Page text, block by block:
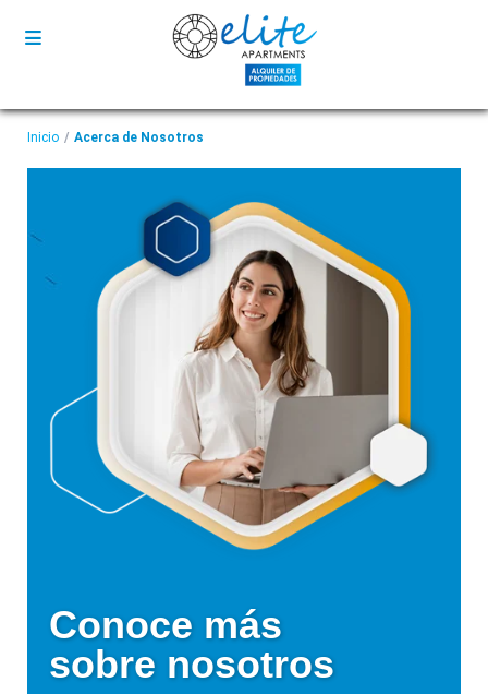
Inicio Acerca de Nosotros
Conoce más
sobre nosotros